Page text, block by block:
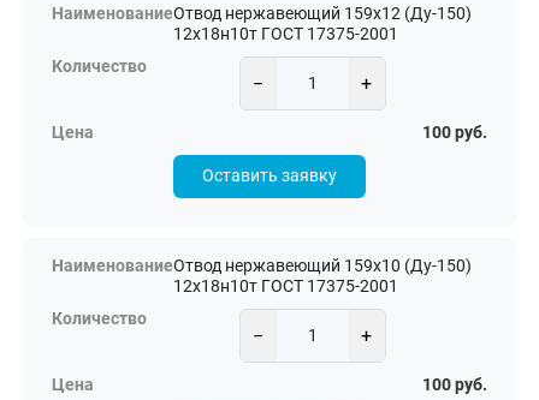
Отвод нержавеющий 159х12 (Ду-150)
12х18н10т ГОСТ 17375-2001
− +
100 руб.
Оставить заявку
Отвод нержавеющий 159х10 (Ду-150)
12х18н10т ГОСТ 17375-2001
− +
100 руб.